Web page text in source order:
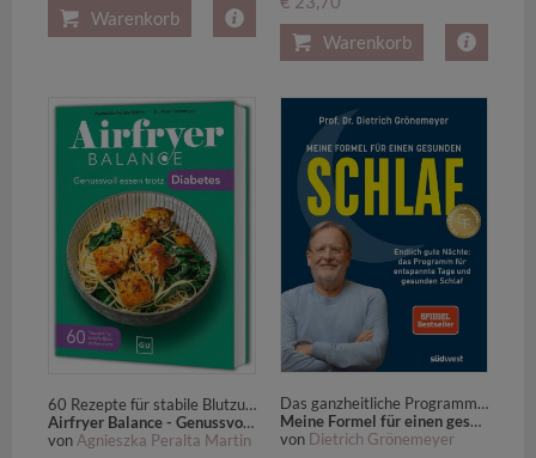
Warenkorb
Warenkorb
60 Rezepte für stabile Blutzuckerwerte
Airfryer Balance - Genussvoll essen trotz Diabetes
vonAgnieszka Peralta Martin
Das ganzheitliche Programm bei Einschlaf- und Durchschlafproblemen - SPIEGEL-Bestseller
Meine Formel für einen gesunden Schlaf
von Dietrich Grönemeyer